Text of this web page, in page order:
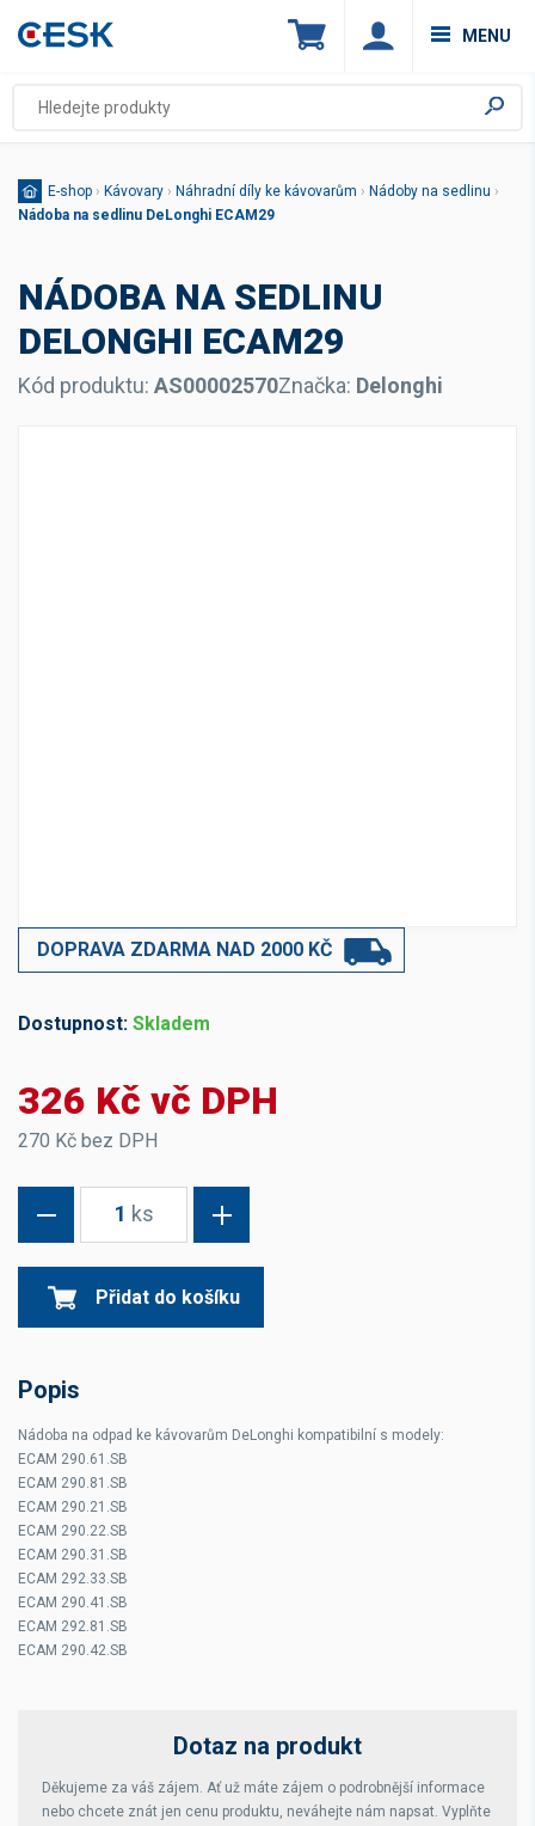
MENU
E-shop › Kávovary › Náhradní díly ke kávovarům › Nádoby na sedlinu ›
Nádoba na sedlinu DeLonghi ECAM29
NÁDOBA NA SEDLINU
DELONGHI ECAM29
Kód produktu: AS00002570Značka: Delonghi
DOPRAVA ZDARMA NAD 2000 KČ
Dostupnost: Skladem
326 Kč vč DPH
270 Kč bez DPH
1 ks
Přidat do košíku
Popis
Nádoba na odpad ke kávovarům DeLonghi kompatibilní s modely:
ECAM 290.61.SB
ECAM 290.81.SB
ECAM 290.21.SB
ECAM 290.22.SB
ECAM 290.31.SB
ECAM 292.33.SB
ECAM 290.41.SB
ECAM 292.81.SB
ECAM 290.42.SB
Dotaz na produkt
Děkujeme za váš zájem. Ať už máte zájem o podrobnější informace
nebo chcete znát jen cenu produktu, neváhejte nám napsat. Vyplňte